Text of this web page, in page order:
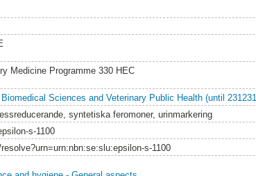
Medicine Programme 330 HEC
Sciences and Veterinary Public Health (until
syntetiska feromoner, urinmarkering
s-1100
s-1100